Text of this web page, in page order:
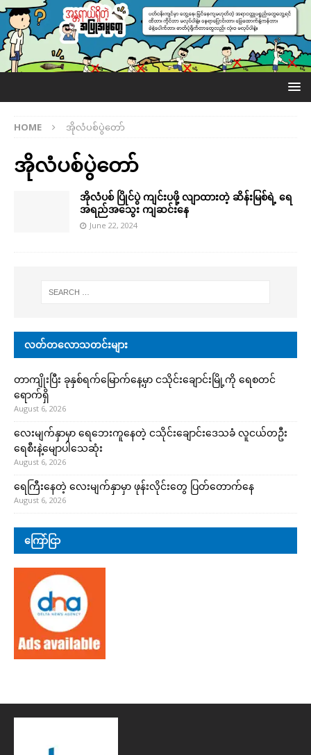
HOME အိုလံပစ်ပွဲတော်
အိုလံပစ်ပွဲတော်
အိုလံပစ် ပြိုင်ပွဲ ကျင်းပဖို့ လျာထားတဲ့ ဆိန်းမြစ်ရဲ့ ရေ
အရည်အသွေး ကျဆင်းနေ
June 22, 2024
လတ်တလောသတင်းများ
တာကျိုးပြီး ခုနှစ်ရက်မြောက်နေ့မှာ ငသိုင်းချောင်းမြို့ကို ရေစတင်
ရောက်ရှိ
August 6, 2026
လေးမျက်နှာမှာ ရေဘေးကူနေတဲ့ ငသိုင်းချောင်းဒေသခံ လူငယ်တဦး
ရေစီးနဲ့မျောပါသေဆုံး
August 6, 2026
ရေကြီးနေတဲ့ လေးမျက်နှာမှာ ဖုန်းလိုင်းတွေ ပြတ်တောက်နေ
August 6, 2026
ကြော်ငြာ